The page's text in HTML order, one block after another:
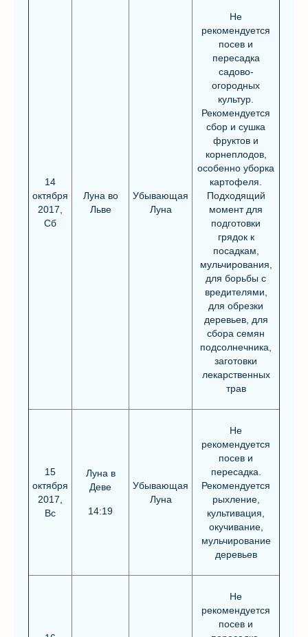
14
октября
2017,
Сб
Луна во
Льве
Убывающая
Луна
Не
рекомендуется
посев и
пересадка
садово-
огородных
культур.
Рекомендуется
сбор и сушка
фруктов и
корнеплодов,
особенно уборка
картофеля.
Подходящий
момент для
подготовки
грядок к
посадкам,
мульчирования,
для борьбы с
вредителями,
для обрезки
деревьев, для
сбора семян
подсолнечника,
заготовки
лекарственных
трав
15
октября
2017,
Вс
Луна в
Деве
14:19
Убывающая
Луна
Не
рекомендуется
посев и
пересадка.
Рекомендуется
рыхление,
культивация,
окучивание,
мульчирование
деревьев
Не
рекомендуется
посев и